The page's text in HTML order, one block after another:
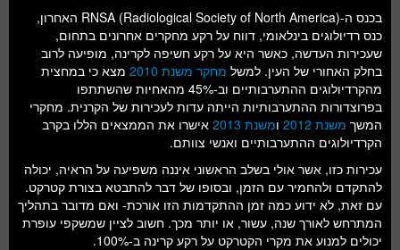
בכנס ה-RNSA (Radiological Society of North America) האחרון,
כנס רדיולוגים בינלאומי, דווח על רקע מחקרים אחרונים בתחום,
שעכירות העדשה, כאשר היא על רקע חשיפה לקרינה, מופיעה לרוב
בחלק האחורי של העין. למשל מחקר משנת 2010
מצא כי במחצית
מהקרדיולוגים ההתערבותיים וב-45% מהאחיות שהשתתפו
בפרוצדורות ההתערבותיות הייתה עדות לעכירות של הקרנית. מחקרי
המשך משנת 2012 ומשנת 2013
אישרו את הממצאים הללו בקרב
הקרדיולוגים ההתערבותיים ואנשי צוותם.
עכירות כזו, אשר אולי בשלב הראשוני איננה משפיעה על הראיה, יכולה
להתקדם ולהחמיר עם הזמן, ובסופו של דבר להתבטא בצורת קטרקט.
עם זאת, לא ידוע כמה זמן ההתקדמות הזו אורכת- ואם מדובר בתהליך
המתרחש לאורך שנה, עשור, או יותר מכך. חשוב לציין שמשקפי עופרת
יכולים למנוע את מקרי הקטרקט על רקע קרינה ב-100%.